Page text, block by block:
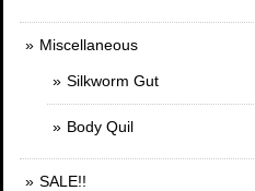
Miscellaneous
Silkworm Gut
Body Quil
SALE!!